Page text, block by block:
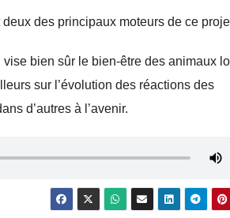
des principaux moteurs de ce
bien sûr le bien-être des animaux
sur l’évolution des réactions des
d’autres à l’avenir.